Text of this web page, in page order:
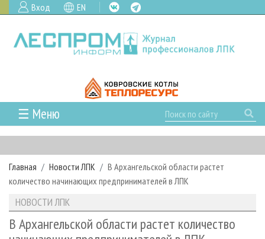
Вход EN
☰ Меню
ГЛАВНАЯ
РУБРИКИ И ТЕМЫ
РУБРИКИ ЖУРНАЛА
ЛЕСОЗАГОТОВКА
ЛЕСОПИЛЕНИЕ
НОВОСТИ
НОВОСТИ ЛПК
НОВОСТИ ЖУРНАЛА
ПРОЕКТЫ ЛПИ
АНАЛИТИКА
ПРЕДПРИЯТИЯ ЛПК
АРХИВ
АРХИВ ЖУРНАЛОВ
Главная Новости ЛПК
В Архангельской области растет
количество начинающих предпринимателей в ЛПК
НОВОСТИ ЛПК
В Архангельской области растет количество